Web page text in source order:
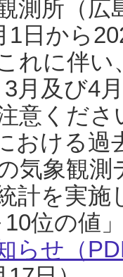
測所（
1日から
れに伴い
月及び4
意くだ
おける過
気象観
計を実
位の値
らせ（